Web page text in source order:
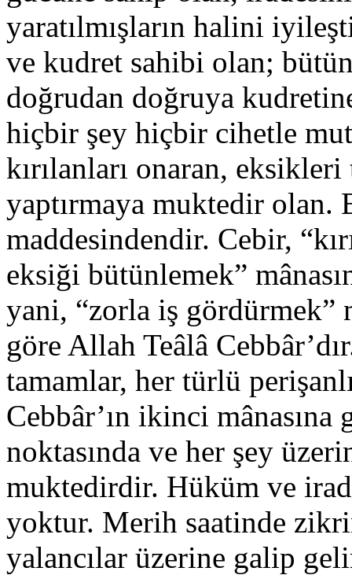
yaratılmışların halini
ve kudret sahibi olan;
doğrudan doğruya
hiçbir şey hiçbir cihetle
kırılanları onaran,
yaptırmaya muktedir olan.
maddesindendir. Cebir,
eksiği bütünlemek”
yani, “zorla iş gördürmek”
göre Allah Teâlâ
tamamlar, her türlü
Cebbâr’ın ikinci
noktasında ve her şey
muktedirdir. Hüküm ve
yoktur. Merih saatinde
yalancılar üzerine galip